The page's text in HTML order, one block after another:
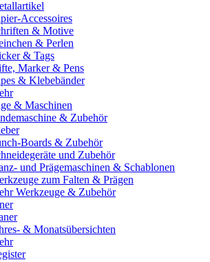
Accessoires
& Motive
& Perlen
& Tags
Marker & Pens
& Klebebänder
& Maschinen
& Zubehör
Boards & Zubehör
und Zubehör
und Prägemaschinen & Schablonen
zum Falten & Prägen
Werkzeuge & Zubehör
& Monatsübersichten